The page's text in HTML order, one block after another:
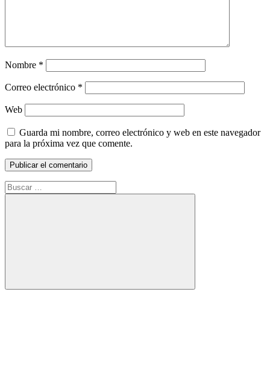
Nombre *
Correo electrónico *
Web
Guarda mi nombre, correo electrónico y web en este navegador
para la próxima vez que comente.
Buscar:
Buscar